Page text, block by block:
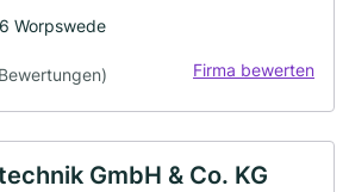
Worpswede
Firma bewerten
GmbH & Co. KG